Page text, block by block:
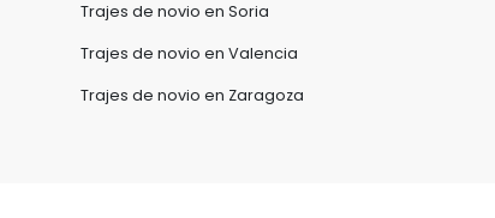
Trajes de novio en Soria
Trajes de novio en Valencia
Trajes de novio en Zaragoza